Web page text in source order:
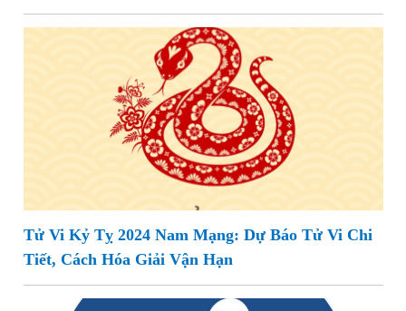
Tử Vi Kỷ Tỵ 2024 Nam Mạng: Dự Báo Tử Vi Chi
Tiết, Cách Hóa Giải Vận Hạn